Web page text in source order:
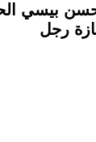
حسن بيسي